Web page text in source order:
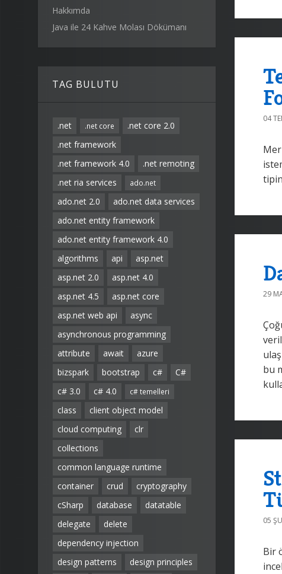
Hakkımda
Java ile 24 Kahve Molası Dökümanı
TAG BULUTU
.net .net core
.net core 2.0
.net framework
.net framework 4.0
.net remoting
.net ria services
ado.net
ado.net 2.0
ado.net data services
ado.net entity framework
ado.net entity framework 4.0
algorithms
api
asp.net
asp.net 2.0
asp.net 4.0
asp.net 4.5
asp.net core
asp.net web api
async
asynchronous programming
attribute
await
azure
bizspark
bootstrap c#
C#
c# 3.0
c# 4.0 c# temelleri
class
client object model
cloud computing
clr
collections
common language runtime
container
crud
cryptography
cSharp
database
datatable
delegate
delete
dependency injection
design patterns
design principles
04
29
bu
05
Bir